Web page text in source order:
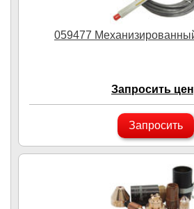
059477
Запросить
Запросить